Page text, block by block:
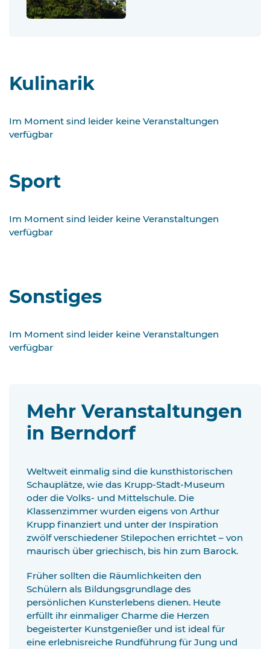
Kulinarik
Im Moment sind leider keine Veranstaltungen
verfügbar
Sport
Im Moment sind leider keine Veranstaltungen
verfügbar
Sonstiges
Im Moment sind leider keine Veranstaltungen
verfügbar
Mehr Veranstaltungen
in Berndorf
Weltweit einmalig sind die kunsthistorischen
Schauplätze, wie das Krupp-Stadt-Museum
oder die Volks- und Mittelschule. Die
Klassenzimmer wurden eigens von Arthur
Krupp finanziert und unter der Inspiration
zwölf verschiedener Stilepochen errichtet – von
maurisch über griechisch, bis hin zum Barock.
Früher sollten die Räumlichkeiten den
Schülern als Bildungsgrundlage des
persönlichen Kunsterlebens dienen. Heute
erfüllt ihr einmaliger Charme die Herzen
begeisterter Kunstgenießer und ist ideal für
eine erlebnisreiche Rundführung für Jung und